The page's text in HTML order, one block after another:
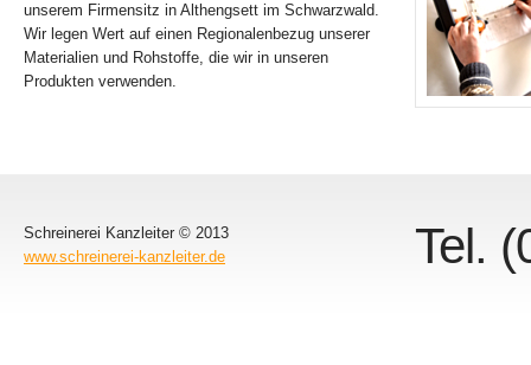
unserem Firmensitz in Althengsett im Schwarzwald.
Wir legen Wert auf einen Regionalenbezug unserer
Materialien und Rohstoffe, die wir in unseren
Produkten verwenden.
Schreinerei Kanzleiter © 2013
www.schreinerei-kanzleiter.de
Tel.